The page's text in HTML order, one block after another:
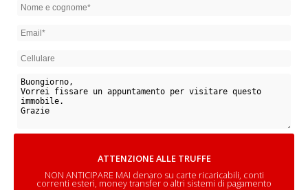
ATTENZIONE ALLE TRUFFE
NON ANTICIPARE MAI denaro su carte ricaricabili, conti
correnti esteri, money transfer o altri sistemi di pagamento